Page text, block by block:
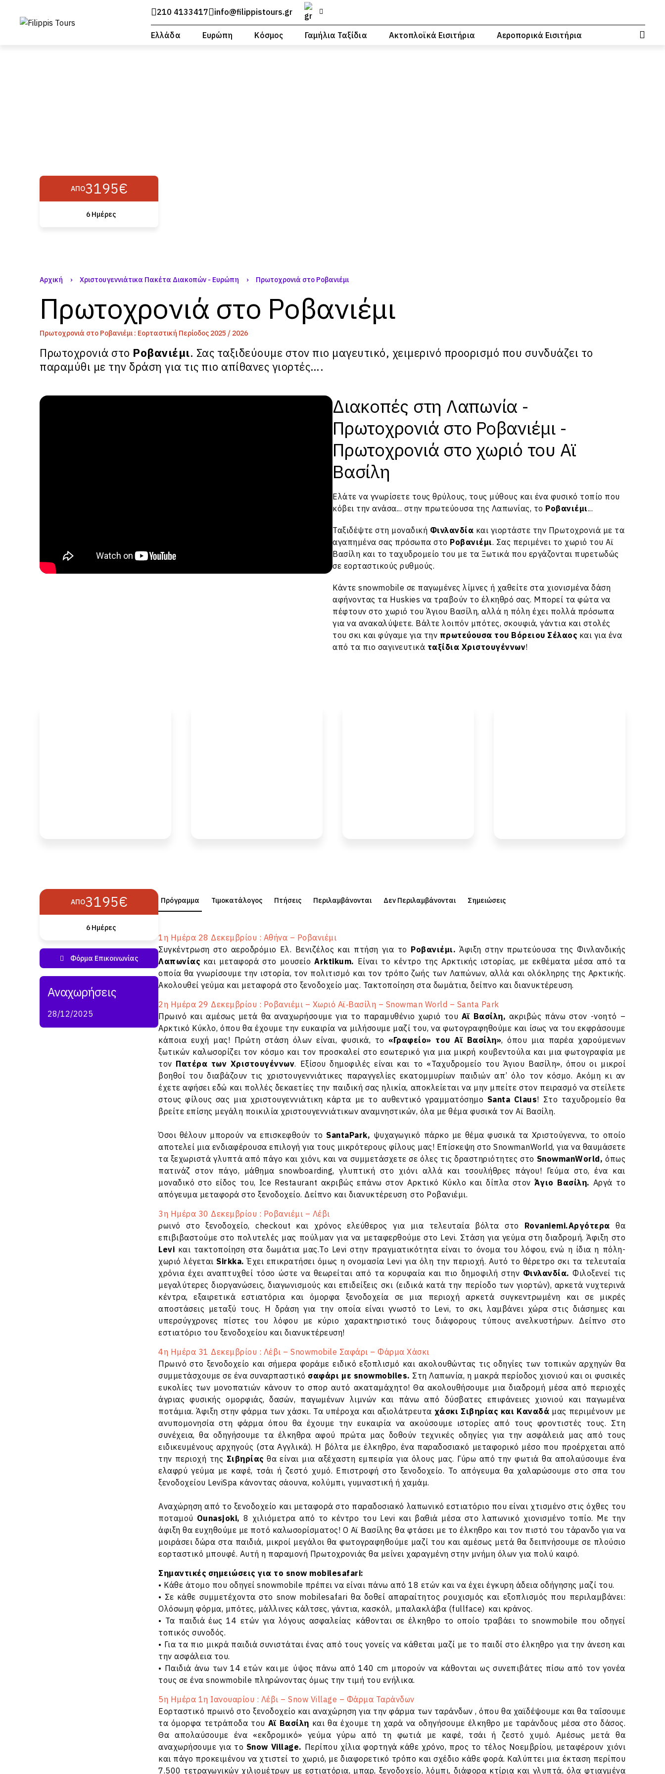
210 4133417 info@filippistours.gr
Ελλάδα Ευρώπη Κόσμος Γαμήλια Ταξίδια Ακτοπλοϊκά Εισιτήρια Αεροπορικά Εισιτήρια
ΑΠΌ3195€
6 Ημέρες
Αρχική › Χριστουγεννιάτικα Πακέτα Διακοπών - Ευρώπη › Πρωτοχρονιά στο Ροβανιέμι
Πρωτοχρονιά στο Ροβανιέμι
Πρωτοχρονιά στο Ροβανιέμι : Εορταστική Περίοδος 2025 / 2026
Πρωτοχρονιά στο Ροβανιέμι. Σας ταξιδεύουμε στον πιο μαγευτικό, χειμερινό προορισμό που συνδυάζει το
παραμύθι με την δράση για τις πιο απίθανες γιορτές….
Διακοπές στη Λαπωνία -
Πρωτοχρονιά στο Ροβανιέμι -
Πρωτοχρονιά στο χωριό του Αϊ
Βασίλη
Ελάτε να γνωρίσετε τους θρύλους, τους μύθους και ένα φυσικό τοπίο που
κόβει την ανάσα... στην πρωτεύουσα της Λαπωνίας, το Ροβανιέμι...
Ταξιδέψτε στη μοναδική Φινλανδία και γιορτάστε την Πρωτοχρονιά με τα
αγαπημένα σας πρόσωπα στο Ροβανιέμι. Σας περιμένει το χωριό του Αϊ
Βασίλη και το ταχυδρομείο του με τα Ξωτικά που εργάζονται πυρετωδώς
σε εορταστικούς ρυθμούς.
Κάντε snowmobile σε παγωμένες λίμνες ή χαθείτε στα χιονισμένα δάση
αφήνοντας τα Huskies να τραβούν το έλκηθρό σας. Μπορεί τα φώτα να
πέφτουν στο χωριό του Άγιου Βασίλη, αλλά η πόλη έχει πολλά πρόσωπα
για να ανακαλύψετε. Βάλτε λοιπόν μπότες, σκουφιά, γάντια και στολές
του σκι και φύγαμε για την πρωτεύουσα του Βόρειου Σέλαος και για ένα
από τα πιο σαγινευτικά ταξίδια Χριστουγέννων!
ΑΠΌ3195€
6 Ημέρες
28/12/2025
Πρόγραμμα Τιμοκατάλογος Πτήσεις Περιλαμβάνονται Δεν Περιλαμβάνονται Σημειώσεις
1η Ημέρα 28 Δεκεμβρίου : Αθήνα – Ροβανιέμι
Συγκέντρωση στο αεροδρόμιο Ελ. Βενιζέλος και πτήση για το Ροβανιέμι.Άφιξη στην πρωτεύουσα της Φινλανδικής
Λαπωνίας και μεταφορά στο μουσείοArktikum. Είναι το κέντρο της Αρκτικής ιστορίας, με εκθέματα μέσα από τα
οποία θα γνωρίσουμε την ιστορία, τον πολιτισμό και τον τρόπο ζωής των Λαπώνων, αλλά και ολόκληρης της Αρκτικής.
Ακολουθεί γεύμα και μεταφορά στο ξενοδοχείο μας. Τακτοποίηση στα δωμάτια, δείπνο και διανυκτέρευση.
2η Ημέρα 29 Δεκεμβρίου : Ροβανιέμι – Χωριό Αϊ‑Βασίλη – Snowman World – Santa Park
Πρωινό και αμέσως μετά θα αναχωρήσουμε για το παραμυθένιο χωριό του Αϊ Βασίλη, ακριβώς πάνω στον -νοητό –
Αρκτικό Κύκλο, όπου θα έχουμε την ευκαιρία να μιλήσουμε μαζί του, να φωτογραφηθούμε και ίσως να του εκφράσουμε
κάποια ευχή μας! Πρώτη στάση όλων είναι, φυσικά, το «Γραφείο» του Αϊ Βασίλη», όπου μια παρέα χαρούμενων
ξωτικών καλωσορίζει τον κόσμο και τον προσκαλεί στο εσωτερικό για μια μικρή κουβεντούλα και μια φωτογραφία με
τον Πατέρα των Χριστουγέννων. Εξίσου δημοφιλές είναι και το «Ταχυδρομείο του Άγιου Βασίλη», όπου οι μικροί
βοηθοί του διαβάζουν τις χριστουγεννιάτικες παραγγελίες εκατομμυρίων παιδιών απ’ όλο τον κόσμο. Ακόμη κι αν
έχετε αφήσει εδώ και πολλές δεκαετίες την παιδική σας ηλικία, αποκλείεται να μην μπείτε στον πειρασμό να στείλετε
στους φίλους σας μια χριστουγεννιάτικη κάρτα με το αυθεντικό γραμματόσημο Santa Claus! Στο ταχυδρομείο θα
βρείτε επίσης μεγάλη ποικιλία χριστουγεννιάτικων αναμνηστικών, όλα με θέμα φυσικά τον Αϊ Βασίλη.
Όσοι θέλουν μπορούν να επισκεφθούν τοSantaPark, ψυχαγωγικό πάρκο με θέμα φυσικά τα Χριστούγεννα, το οποίο
αποτελεί μια ενδιαφέρουσα επιλογή για τους μικρότερους φίλους μας! Επίσκεψη στο SnowmanWorld, για να θαυμάσετε
τα ξεχωριστά γλυπτά από πάγο και χιόνι, και να συμμετάσχετε σε όλες τις δραστηριότητες στο SnowmanWorld, όπως
πατινάζ στον πάγο, μάθημα snowboarding, γλυπτική στο χιόνι αλλά και τσουλήθρες πάγου! Γεύμα στο, ένα και
μοναδικό στο είδος του, Ice Restaurant ακριβώς επάνω στον Αρκτικό Κύκλο και δίπλα στον Άγιο Βασίλη. Αργά το
απόγευμα μεταφορά στο ξενοδοχείο. Δείπνο και διανυκτέρευση στο Ροβανιέμι.
3η Ημέρα 30 Δεκεμβρίου : Ροβανιέμι – Λέβι
ρωινό στο ξενοδοχείο, checkout και χρόνος ελεύθερος για μια τελευταία βόλτα στο Rovaniemi.Αργότερα θα
επιβιβαστούμε στο πολυτελές μας πούλμαν για να μεταφερθούμε στο Levi. Στάση για γεύμα στη διαδρομή. Άφιξη στο
Levi και τακτοποίηση στα δωμάτια μας.Το Levi στην πραγματικότητα είναι το όνομα του λόφου, ενώ η ίδια η πόλη-
χωριό λέγεταιSirkka. Έχει επικρατήσει όμως η ονομασία Levi για όλη την περιοχή. Αυτό το θέρετρο σκι τα τελευταία
χρόνια έχει αναπτυχθεί τόσο ώστε να θεωρείται από τα κορυφαία και πιο δημοφιλή στην Φινλανδία. Φιλοξενεί τις
μεγαλύτερες διοργανώσεις, διαγωνισμούς και επιδείξεις σκι (ειδικά κατά την περίοδο των γιορτών), αρκετά νυχτερινά
κέντρα, εξαιρετικά εστιατόρια και όμορφα ξενοδοχεία σε μια περιοχή αρκετά συγκεντρωμένη και σε μικρές
αποστάσεις μεταξύ τους. Η δράση για την οποία είναι γνωστό το Levi, το σκι, λαμβάνει χώρα στις διάσημες και
υπερσύγχρονες πίστες του λόφου με κύριο χαρακτηριστικό τους διάφορους τύπους ανελκυστήρων. Δείπνο στο
εστιατόριο του ξενοδοχείου και διανυκτέρευση!
4η Ημέρα 31 Δεκεμβρίου : Λέβι – Snowmobile Σαφάρι – Φάρμα Χάσκι
Πρωινό στο ξενοδοχείο και σήμερα φοράμε ειδικό εξοπλισμό και ακολουθώντας τις οδηγίες των τοπικών αρχηγών θα
συμμετάσχουμε σε ένα συναρπαστικό σαφάρι με snowmobiles. Στη Λαπωνία, η μακρά περίοδος χιονιού και οι φυσικές
ευκολίες των μονοπατιών κάνουν το σπορ αυτό ακαταμάχητο! Θα ακολουθήσουμε μια διαδρομή μέσα από περιοχές
άγριας φυσικής ομορφιάς, δασών, παγωμένων λιμνών και πάνω από δύσβατες επιφάνειες χιονιού και παγωμένα
ποτάμια. Άφιξη στην φάρμα των χάσκι. Τα υπέροχα και αξιολάτρευτα χάσκι Σιβηρίας και Καναδά μας περιμένουν με
ανυπομονησία στη φάρμα όπου θα έχουμε την ευκαιρία να ακούσουμε ιστορίες από τους φροντιστές τους. Στη
συνέχεια, θα οδηγήσουμε τα έλκηθρα αφού πρώτα μας δοθούν τεχνικές οδηγίες για την ασφάλειά μας από τους
ειδικευμένους αρχηγούς (στα Αγγλικά). Η βόλτα με έλκηθρο, ένα παραδοσιακό μεταφορικό μέσο που προέρχεται από
την περιοχή της Σιβηρίας θα είναι μια αξέχαστη εμπειρία για όλους μας. Γύρω από την φωτιά θα απολαύσουμε ένα
ελαφρύ γεύμα με καφέ, τσάι ή ζεστό χυμό. Επιστροφή στο ξενοδοχείο. Το απόγευμα θα χαλαρώσουμε στο σπα του
ξενοδοχείου LeviSpa κάνοντας σάουνα, κολύμπι, γυμναστική ή χαμάμ.
Αναχώρηση από το ξενοδοχείο και μεταφορά στο παραδοσιακό λαπωνικό εστιατόριο που είναι χτισμένο στις όχθες του
ποταμού Ounasjoki, 8 χιλιόμετρα από το κέντρο του Levi και βαθιά μέσα στο λαπωνικό χιονισμένο τοπίο. Με την
άφιξη θα ευχηθούμε με ποτό καλωσορίσματος! Ο Αϊ Βασίλης θα φτάσει με το έλκηθρο και τον πιστό του τάρανδο για να
μοιράσει δώρα στα παιδιά, μικροί μεγάλοι θα φωτογραφηθούμε μαζί του και αμέσως μετά θα δειπνήσουμε σε πλούσιο
εορταστικό μπουφέ. Αυτή η παραμονή Πρωτοχρονιάς θα μείνει χαραγμένη στην μνήμη όλων για πολύ καιρό.
Σημαντικές σημειώσεις για το snow mobilesafari:
• Κάθε άτομο που οδηγεί snowmobile πρέπει να είναι πάνω από 18 ετών και να έχει έγκυρη άδεια οδήγησης μαζί του.
• Σε κάθε συμμετέχοντα στο snow mobilesafari θα δοθεί απαραίτητος ρουχισμός και εξοπλισμός που περιλαμβάνει:
Ολόσωμη φόρμα, μπότες, μάλλινες κάλτσες, γάντια, κασκόλ, μπαλακλάβα (fullface) και κράνος.
• Τα παιδιά έως 14 ετών για λόγους ασφαλείας κάθονται σε έλκηθρο το οποίο τραβάει το snowmobile που οδηγεί
τοπικός συνοδός.
• Για τα πιο μικρά παιδιά συνιστάται ένας από τους γονείς να κάθεται μαζί με το παιδί στο έλκηθρο για την άνεση και
την ασφάλεια του.
• Παιδιά άνω των 14 ετών και με ύψος πάνω από 140 cm μπορούν να κάθονται ως συνεπιβάτες πίσω από τον γονέα
τους σε ένα snowmobile πληρώνοντας όμως την τιμή του ενήλικα.
5η Ημέρα 1η Ιανουαρίου : Λέβι – Snow Village – Φάρμα Ταράνδων
Εορταστικό πρωινό στο ξενοδοχείο και αναχώρηση για την φάρμα των ταράνδων , όπου θα χαϊδέψουμε και θα ταΐσουμε
τα όμορφα τετράποδα του Αϊ Βασίλη και θα έχουμε τη χαρά να οδηγήσουμε έλκηθρο με ταράνδους μέσα στο δάσος.
Θα απολαύσουμε ένα «εκδρομικό» γεύμα γύρω από τη φωτιά με καφέ, τσάι ή ζεστό χυμό. Αμέσως μετά θα
αναχωρήσουμε για το Snow Village. Περίπου χίλια φορτηγά κάθε χρόνο, προς το τέλος Νοεμβρίου, μεταφέρουν χιόνι
και πάγο προκειμένου να χτιστεί το χωριό, με διαφορετικό τρόπο και σχέδιο κάθε φορά. Καλύπτει μια έκταση περίπου
7.500 τετραγωνικών χιλιομέτρων με εστιατόρια, μπαρ, ξενοδοχείο, λόμπι, διάφορα κτίρια και γλυπτά, όλα φτιαγμένα